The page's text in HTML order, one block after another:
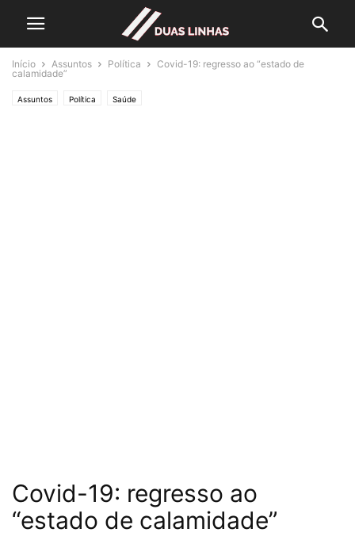
Início Assuntos Política
Covid-19: regresso ao “estado de
calamidade”
Assuntos Política Saúde
Covid-19: regresso ao
“estado de calamidade”